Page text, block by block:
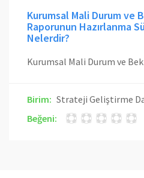
Kurumsal Mali Durum ve
Raporunun Hazırlanma
Nelerdir?
Birim: Strateji Geliştirme
Beğeni: